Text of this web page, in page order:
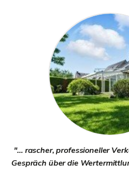
"... rascher, professioneller
Gespräch über die